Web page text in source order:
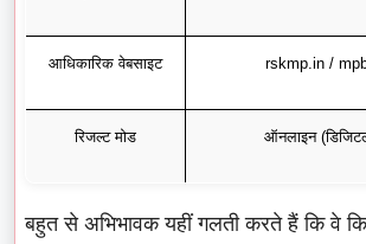
आधिकारिक वेबसाइट rskmp.in /
रिजल्ट मोड ऑनलाइन
बहुत से अभिभावक यहीं गलती करते हैं कि वे